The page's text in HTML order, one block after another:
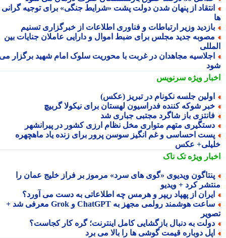
از پنهان شدن دولت پشت «شرایط جنگی» برای توجیه گرانی
وزیر ارتباطات و فناوری اطلاعات از خبرگزاری تسنیم
جدید مجلس برای ضبط اموال و دارایی عاملان جنایات بین
مجاهدان در غربت با محوریت سلوک امام شهید برگزار می
ویژهسرنویس
جلسه نکونام در تبریز (عکس)
شوکه کننده فدراسیون لهستان برای نیکولا گربیچ
باز شاگرد مجتبی جباری شد
متهم متواری مخل نظام ارزی کشور در پیرانشهر
احساسی و غم انگیز سوسن پرور برای زنده یاد ماهچهره
عکس
ویژهتک ناک
ویدیوی «گوی های سرد» مرموز بر فراز خلیج عمان را
کرد + ویدیو
از پهپاد ریپر و هرمس چه اطلاعاتی به دست می آورد؟
ساعت هوشمند رولمی مجهز به ChatGPT و Grok معرفی شد +
به دنبال بازگشایی کامل اینترنت؛ گره کار کجاست؟
دوباره قیمت گوشی ها را بالا می برد